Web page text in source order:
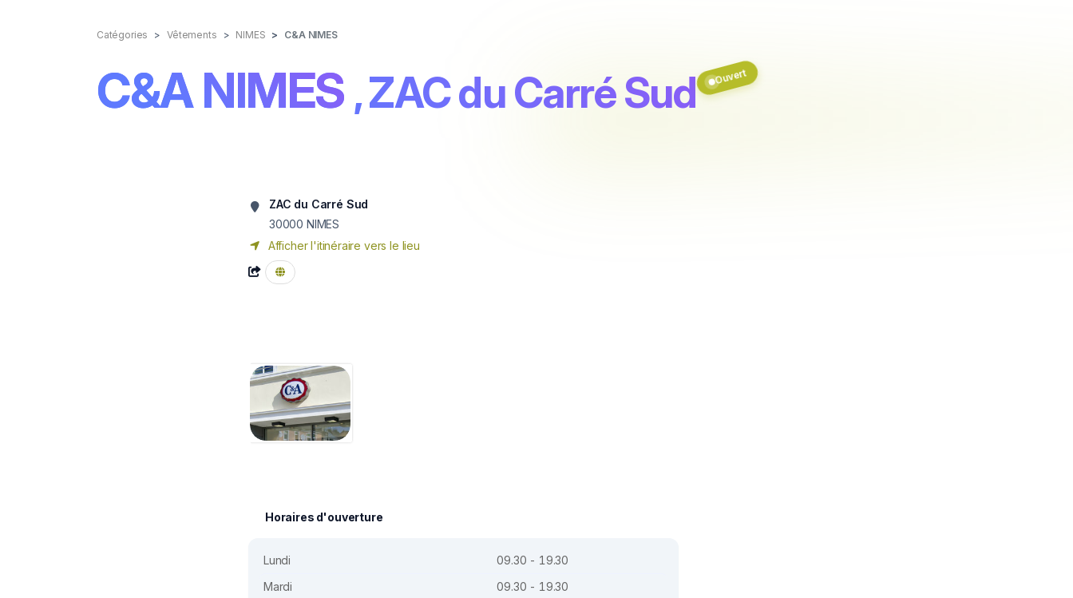
Catégories Vêtements NIMES C&A NIMES
C&A NIMES , ZAC du Carré Sud Ouvert
ZAC du Carré Sud
30000 NIMES
Afficher l'itinéraire vers le lieu
Horaires d'ouverture
Lundi
09.30 - 19.30
Mardi
09.30 - 19.30